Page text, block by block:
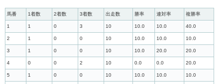
馬番 1着数 2着数 3着数 出走数 勝率 連対率 複勝率
1 1 0 3 10 10.0 10.0 40.0
2 1 0 0 10 10.0 10.0 10.0
3 1 0 0 10 10.0 20.0 20.0
4 0 0 2 10 0.0 0.0 20.0
5 1 0 0 10 10.0 10.0 10.0